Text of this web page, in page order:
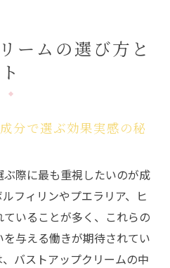
ームの選び方と
分で選ぶ効果実感の秘
際に最も重視したいのが成
フィリンやプエラリア、ヒ
いることが多く、これらの
与える働きが期待されてい
バストアップクリームの中